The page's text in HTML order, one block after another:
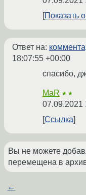
Показать
Ответ на:
18:07:55 +00:00
спасибо,
MaR ★★
07.09.2021
Ссылка
Вы не можете
перемещена в
←